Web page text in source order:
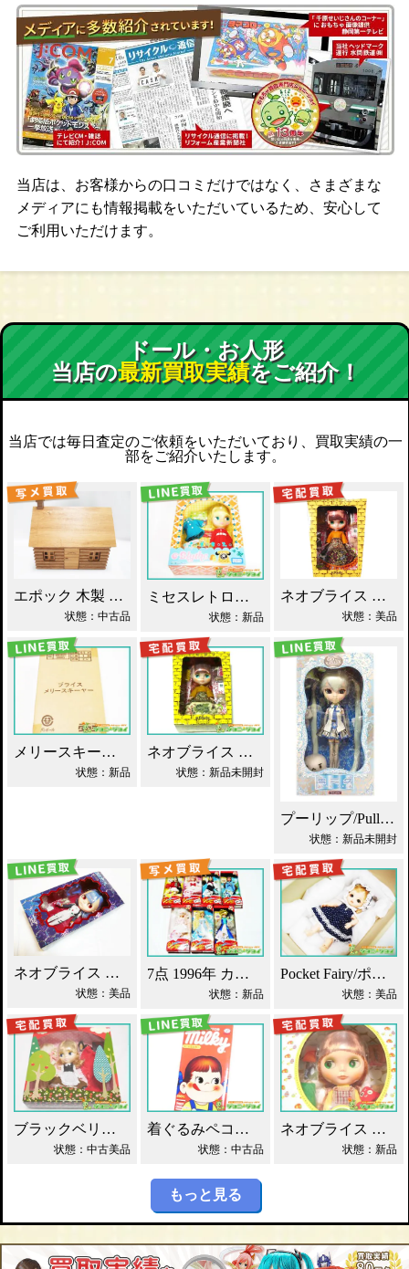
当店は、お客様からの口コミだけではなく、さまざまな
メディアにも情報掲載をいただいているため、安心して
ご利用いただけます。
ドール・お人形
当店の最新買取実績をご紹介！
当店では毎日査定のご依頼をいただいており、買取実績の一
部をご紹介いたします。
エポック 木製 丸太小屋 シルバニアファミリー 買取！
状態：中古品
ミセスレトロママ ネオブライス Blythe買取！
状態：新品
ネオブライス あちゃちゅむずきん 買取！
状態：美品
メリースキーヤー ネオブライス タカラ買取！
状態：新品
ネオブライス あちゃちゅむずきん Blythe 人形 買取！
状態：新品未開封
プーリップ/Pullip 雪ミク 初音ミク 買取
状態：新品未開封
ネオブライス エヴァンゲリオン 綾波レイ 買取！
状態：美品
7点 1996年 カレンダーガール ジェニー人形 買取！
状態：新品
Pocket Fairy/ポケットフェアリー PF ドール買取！
状態：美品
ブラックベリーブッシュ ネオブライス Blythe買取！
状態：中古美品
着ぐるみペコちゃん ベアブリック 400% 買取！
状態：中古品
ネオブライス グルーヴィーグルーヴ タカラ買取！
状態：新品
もっと見る